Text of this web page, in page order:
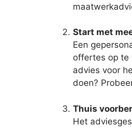
Start met
Een
offertes op te
advies voor
doen?
Thuis
Het